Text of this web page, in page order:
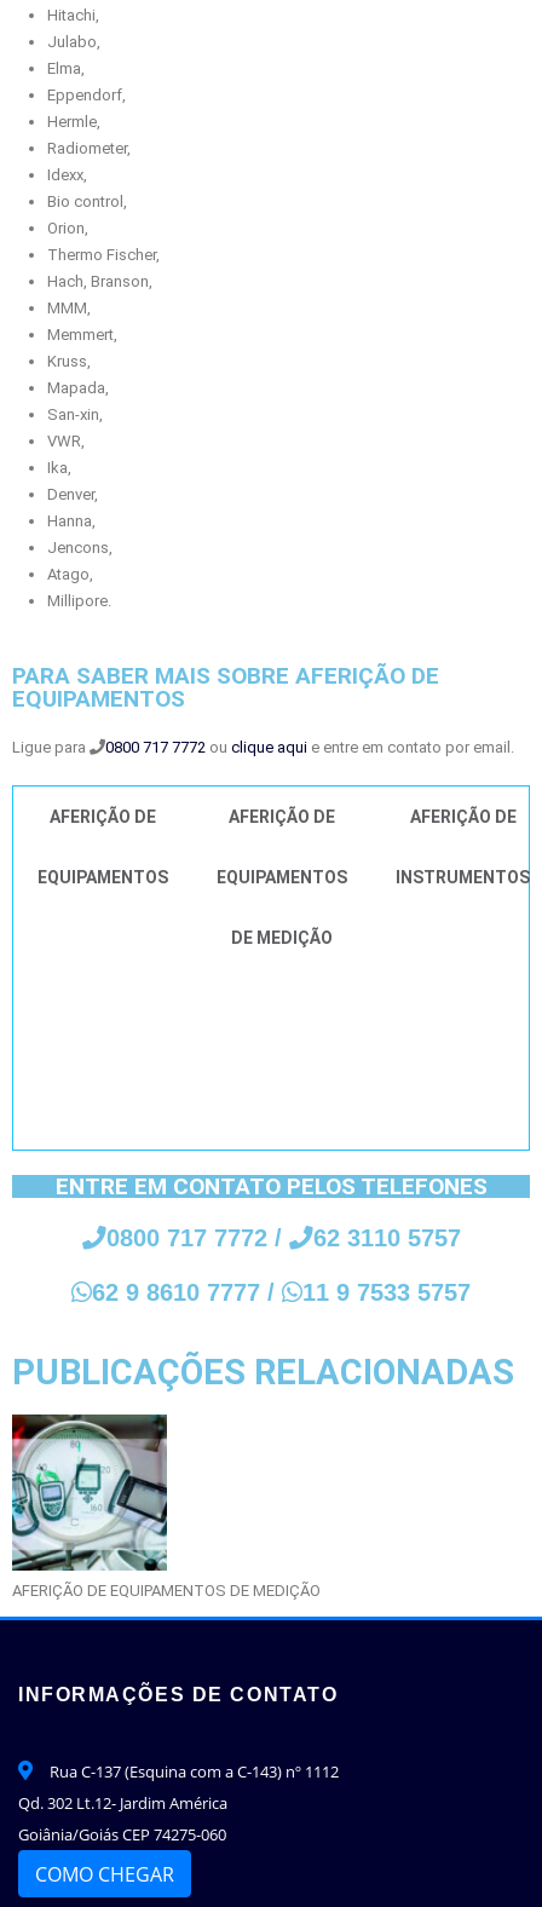
Hitachi,
Julabo,
Elma,
Eppendorf,
Hermle,
Radiometer,
Idexx,
Bio control,
Orion,
Thermo Fischer,
Hach, Branson,
MMM,
Memmert,
Kruss,
Mapada,
San-xin,
VWR,
Ika,
Denver,
Hanna,
Jencons,
Atago,
Millipore.
PARA SABER MAIS SOBRE AFERIÇÃO DE
EQUIPAMENTOS
Ligue para 0800 717 7772 ou clique aqui e entre em contato por email.
AFERIÇÃO DE
EQUIPAMENTOS
AFERIÇÃO DE
EQUIPAMENTOS
DE MEDIÇÃO
AFERIÇÃO DE
INSTRUMENTOS
ENTRE EM CONTATO PELOS TELEFONES
0800 717 7772/ 62 3110 5757
62 9 8610 7777 / 11 9 7533 5757
PUBLICAÇÕES RELACIONADAS
AFERIÇÃO DE EQUIPAMENTOS DE MEDIÇÃO
INFORMAÇÕES DE CONTATO
Rua C-137 (Esquina com a C-143) nº 1112
Qd. 302 Lt.12- Jardim América
Goiânia/Goiás CEP 74275-060
COMO CHEGAR